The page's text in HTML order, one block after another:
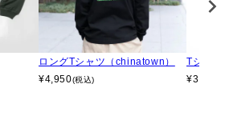
ロングTシャツ（chinatown）
¥4,950(税込)
Tシャ
¥3,740